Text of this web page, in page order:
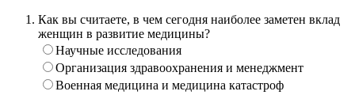
Как вы считаете, в чем сегодня наиболее заметен вклад
женщин в развитие медицины?
Научные исследования
Организация здравоохранения и менеджмент
Военная медицина и медицина катастроф